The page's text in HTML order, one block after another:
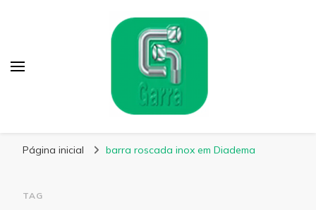
Página inicial barra roscada inox em Diadema
TAG